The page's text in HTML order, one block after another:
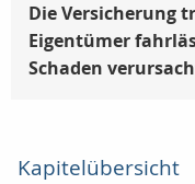
Die Versicherung
Eigentümer
Schaden
Kapitelübersicht